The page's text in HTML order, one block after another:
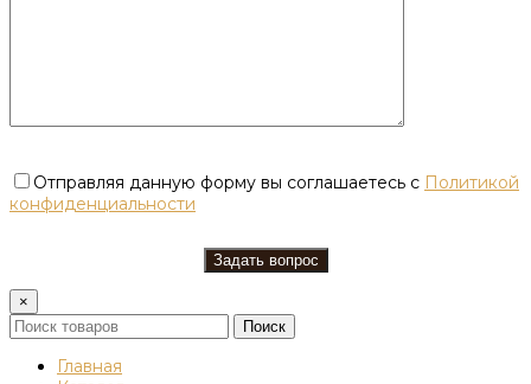
Отправляя данную форму вы соглашаетесь с Политикой
конфиденциальности
×
Поиск
Главная